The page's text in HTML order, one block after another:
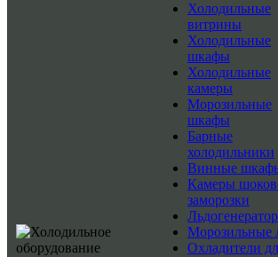
Холодильные
витрины
Холодильные
шкафы
Холодильные
камеры
Морозильные
шкафы
Барные
холодильники
Винные
Камеры
заморозки
Морозильные
Охладители